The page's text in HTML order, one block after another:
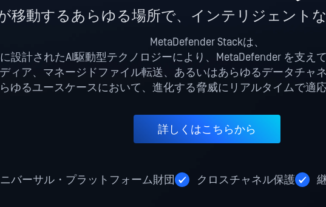
移動するあらゆる場所で、インテリジェント
MetaDefender Stackは、
設計されたAI駆動型テクノロジーにより、MetaDefender を支え
ィア、マネージドファイル転送、あるいはあらゆるデータチャ
ゆるユースケースにおいて、進化する脅威にリアルタイムで適
詳しくはこちらから
バーサル・プラットフォーム財団 クロスチャネル保護